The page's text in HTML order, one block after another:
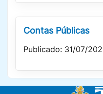
Contas Públicas
Publicado: 31/07/